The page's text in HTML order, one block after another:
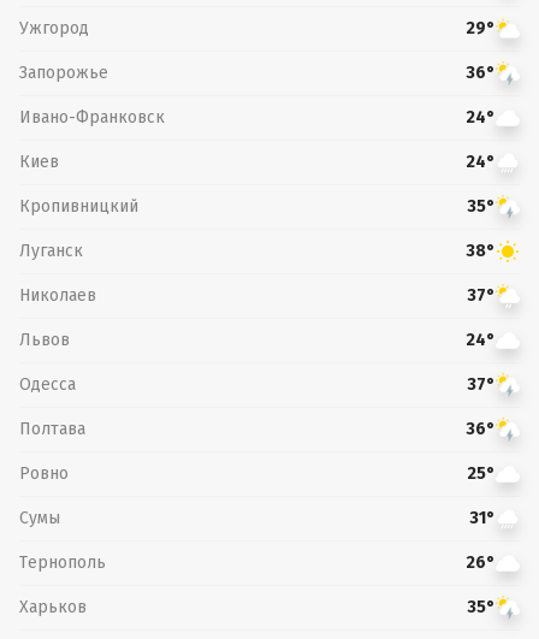
Ужгород 29°
Запорожье 36°
Ивано-Франковск 24°
Киев 24°
Кропивницкий 35°
Луганск 38°
Николаев 37°
Львов 24°
Одесса 37°
Полтава 36°
Ровно 25°
Сумы 31°
Тернополь 26°
Харьков 35°